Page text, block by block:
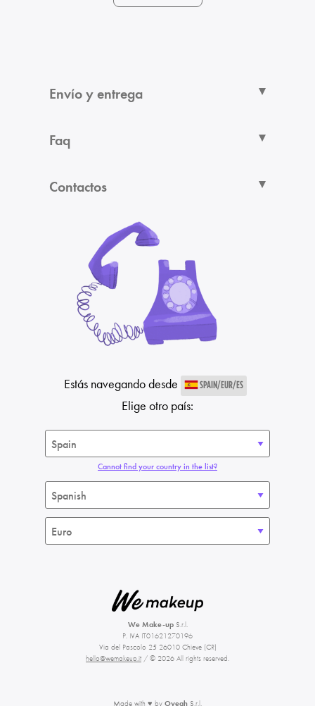
Envío y entrega
Faq
Contactos
Estás navegando desde SPAIN/EUR/ES
Elige otro país:
Cannot find your country in the list?
We Make-upS.r.l.
P. IVA IT01621270196
Via del Pascolo 25 26010 Chieve (CR)
hello@wemakeup.it / © 2026 All rights reserved.
Made with ♥ by Oyeah S.r.l.